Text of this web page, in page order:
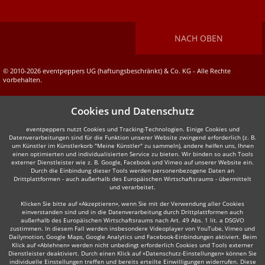
NACH OBEN
© 2010-2026 eventpeppers UG (haftungsbeschränkt) & Co. KG - Alle Rechte
vorbehalten.
Cookies und Datenschutz
eventpeppers nutzt Cookies und Tracking-Technologien. Einige Cookies und
Datenverarbeitungen sind für die Funktion unserer Website zwingend erforderlich (z. B.
um Künstler im Künstlerkorb "Meine Künstler" zu sammeln), andere helfen uns, Ihnen
einen optimierten und individualisierten Service zu bieten. Wir binden so auch Tools
externer Dienstleister wie z. B. Google, Facebook und Vimeo auf unserer Website ein.
Durch die Einbindung dieser Tools werden personenbezogene Daten an
Drittplattformen - auch außerhalb des Europäischen Wirtschaftsraums - übermittelt
und verarbeitet.
Klicken Sie bitte auf «Akzeptieren», wenn Sie mit der Verwendung aller Cookies
einverstanden sind und in die Datenverarbeitung durch Drittplattformen auch
außerhalb des Europäischen Wirtschaftsraums nach Art. 49 Abs. 1 lit. a DSGVO
zustimmen. In diesem Fall werden insbesondere Videoplayer von YouTube, Vimeo und
Dailymotion, Google Maps, Google Analytics und Facebook-Einbindungen aktiviert. Beim
Klick auf «Ablehnen» werden nicht unbedingt erforderlich Cookies und Tools externer
Dienstleister deaktiviert. Durch einen Klick auf «Datenschutz-Einstellungen» können Sie
individuelle Einstellungen treffen und bereits erteilte Einwilligungen widerrufen. Diese